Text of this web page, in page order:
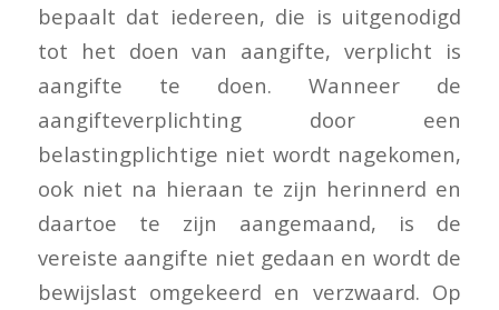
bepaalt dat iedereen, die is uitgenodigd
tot het doen van aangifte, verplicht is
aangifte te doen. Wanneer de
aangifteverplichting door een
belastingplichtige niet wordt nagekomen,
ook niet na hieraan te zijn herinnerd en
daartoe te zijn aangemaand, is de
vereiste aangifte niet gedaan en wordt de
bewijslast omgekeerd en verzwaard. Op